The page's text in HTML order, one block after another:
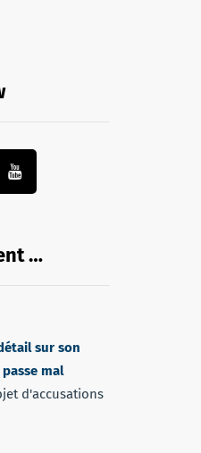
…
sur son
mal
d'accusations